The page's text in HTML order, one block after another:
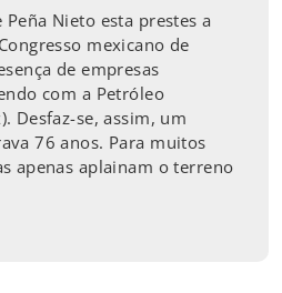
Nieto esta prestes a
mexicano de
de empresas
com a Petróleo
Desfaz-se, assim, um
76 anos. Para muitos
apenas aplainam o terreno